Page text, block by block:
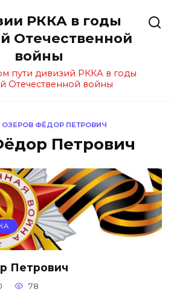
РККА в годы
Отечественной
войны
пути дивизий РККА в годы
Отечественной войны
ОЗЕРОВ ФЁДОР ПЕТРОВИЧ
Петрович
Петрович
78